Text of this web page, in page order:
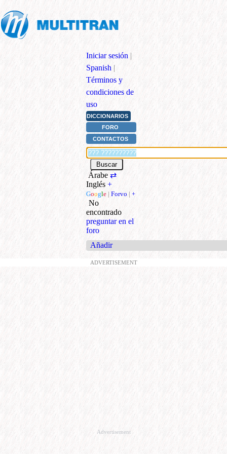
Iniciar sesión |
Spanish |
Términos y
condiciones de
uso
DICCIONARIOS
FORO
CONTACTOS
Árabe ⇄
Inglés +
Google | Forvo | +
No
encontrado
preguntar en el
foro
Añadir
ADVERTISEMENT
Advertisement